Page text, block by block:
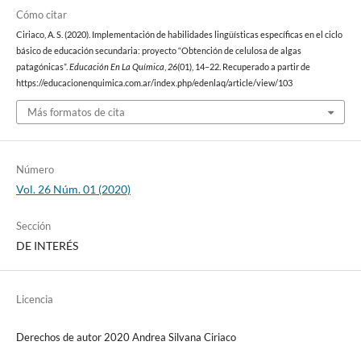
Cómo citar
Ciriaco, A. S. (2020). Implementación de habilidades lingüísticas específicas en el ciclo
básico de educación secundaria: proyecto “Obtención de celulosa de algas
patagónicas”. Educación En La Química 26(01), 14–22. Recuperado a partir de
https://educacionenquimica.com.ar/index.php/edenlaq/article/view/103
Más formatos de cita
Número
Vol. 26 Núm. 01 (2020)
Sección
DE INTERÉS
Licencia
Derechos de autor 2020 Andrea Silvana Ciriaco